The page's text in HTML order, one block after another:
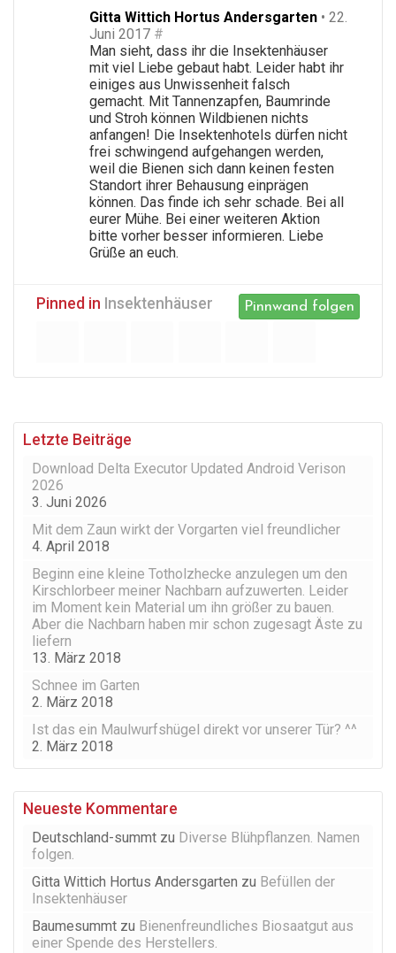
Gitta Wittich Hortus Andersgarten • 22.
Juni 2017 #
Man sieht, dass ihr die Insektenhäuser
mit viel Liebe gebaut habt. Leider habt ihr
einiges aus Unwissenheit falsch
gemacht. Mit Tannenzapfen, Baumrinde
und Stroh können Wildbienen nichts
anfangen! Die Insektenhotels dürfen nicht
frei schwingend aufgehangen werden,
weil die Bienen sich dann keinen festen
Standort ihrer Behausung einprägen
können. Das finde ich sehr schade. Bei all
eurer Mühe. Bei einer weiteren Aktion
bitte vorher besser informieren. Liebe
Grüße an euch.
Pinnwand folgen
Pinned in Insektenhäuser
Letzte Beiträge
Download Delta Executor Updated Android Verison
2026
3. Juni 2026
Mit dem Zaun wirkt der Vorgarten viel freundlicher
4. April 2018
Beginn eine kleine Totholzhecke anzulegen um den
Kirschlorbeer meiner Nachbarn aufzuwerten. Leider
im Moment kein Material um ihn größer zu bauen.
Aber die Nachbarn haben mir schon zugesagt Äste zu
liefern
13. März 2018
Schnee im Garten
2. März 2018
Ist das ein Maulwurfshügel direkt vor unserer Tür? ^^
2. März 2018
Neueste Kommentare
Deutschland-summt zu Diverse Blühpflanzen. Namen
folgen.
Gitta Wittich Hortus Andersgarten zu Befüllen der
Insektenhäuser
Baumesummt zu Bienenfreundliches Biosaatgut aus
einer Spende des Herstellers.